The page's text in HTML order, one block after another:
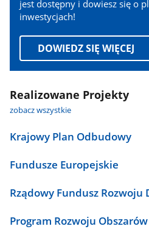
jest dostępny i dowiesz się o
inwestycjach!
DOWIEDZ SIĘ WIĘCEJ
Realizowane Projekty
zobacz wszystkie
Krajowy Plan Odbudowy
Fundusze Europejskie
Rządowy Fundusz Rozwoju
Program Rozwoju